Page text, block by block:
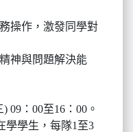
操作，激發同學對
神與問題解決能
09：00至16：00。
學學生，每隊1至3